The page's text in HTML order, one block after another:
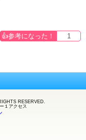
1
RESERVED.
１アクセス